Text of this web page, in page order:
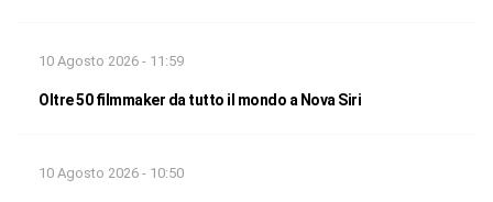
10 Agosto 2026 - 11:59
Oltre 50 filmmaker da tutto il mondo a Nova Siri
10 Agosto 2026 - 10:50